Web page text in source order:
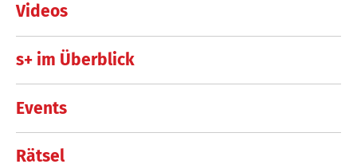
Videos
s+ im Überblick
Events
Rätsel